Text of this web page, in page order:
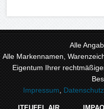
Alle
Alle Markennamen,
Eigentum Ihrer
Impressum